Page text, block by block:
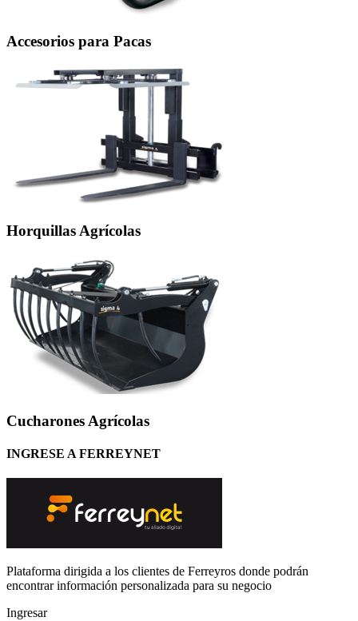
Accesorios para Pacas
Horquillas Agrícolas
Cucharones Agrícolas
INGRESE A FERREYNET
Plataforma dirigida a los clientes de Ferreyros donde podrán
encontrar información personalizada para su negocio
Ingresar